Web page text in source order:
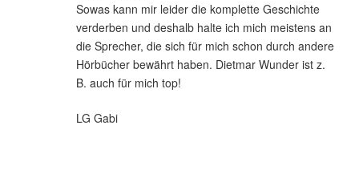
Sowas kann mir leider die komplette Geschichte
verderben und deshalb halte ich mich meistens an
die Sprecher, die sich für mich schon durch andere
Hörbücher bewährt haben. Dietmar Wunder ist z.
B. auch für mich top!
LG Gabi